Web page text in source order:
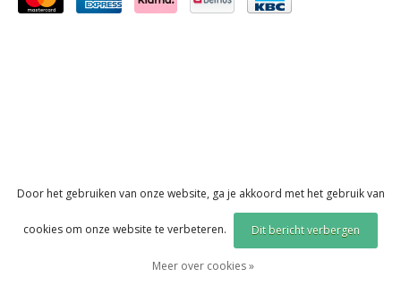
Door het gebruiken van onze website, ga je akkoord met het gebruik van
cookies om onze website te verbeteren. Dit bericht verbergen
Meer over cookies »